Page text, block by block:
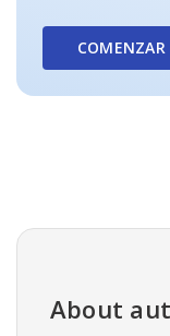
COMENZAR
About